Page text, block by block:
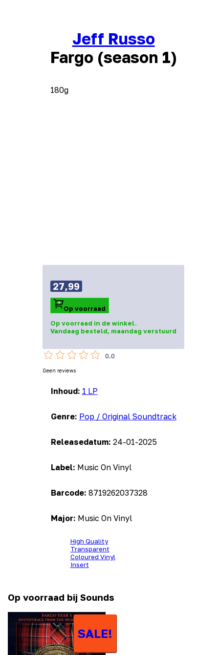
Jeff Russo
Fargo (season 1)
180g
Inhoud: 1 LP
Genre: Pop / Original Soundtrack
Releasedatum: 24-01-2025
Label: Music On Vinyl
Barcode: 8719262037328
Major: Music On Vinyl
High Quality
Transparent
Coloured Vinyl
Insert
27,99
Op voorraad
Op voorraad in de winkel.
Vandaag besteld, maandag verstuurd
0.0
Geen reviews
Op voorraad bij Sounds
SALE!